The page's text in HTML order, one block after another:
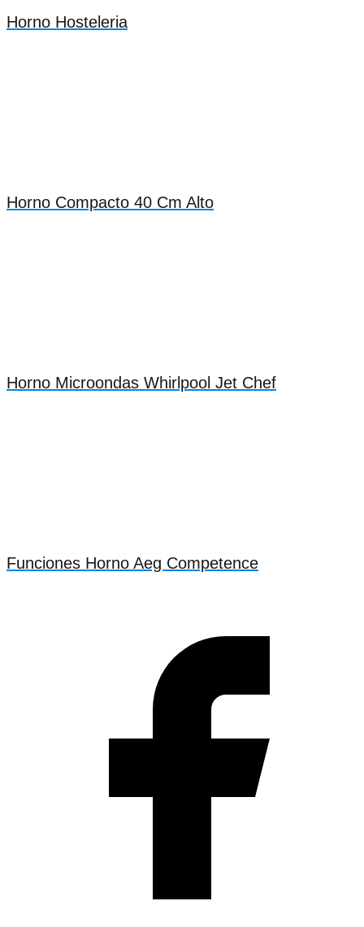
Horno Hosteleria
Horno Compacto 40 Cm Alto
Horno Microondas Whirlpool Jet Chef
Funciones Horno Aeg Competence